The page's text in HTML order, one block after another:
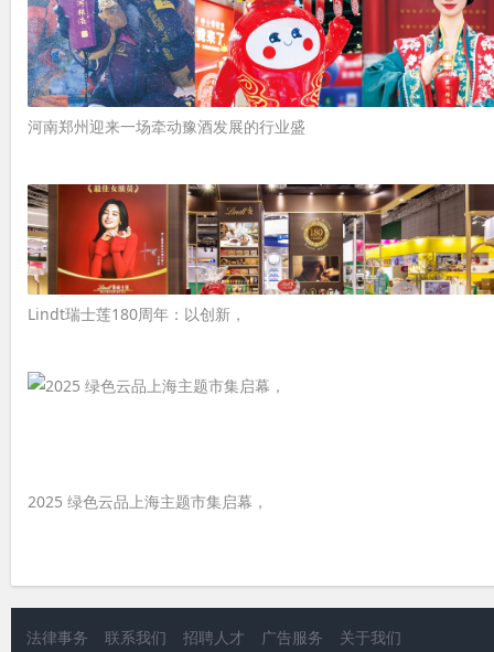
河南郑州迎来一场牵动豫酒发展的行业盛
Lindt瑞士莲180周年：以创新，
2025 绿色云品上海主题市集启幕，
法律事务 联系我们 招聘人才 广告服务
关于我们